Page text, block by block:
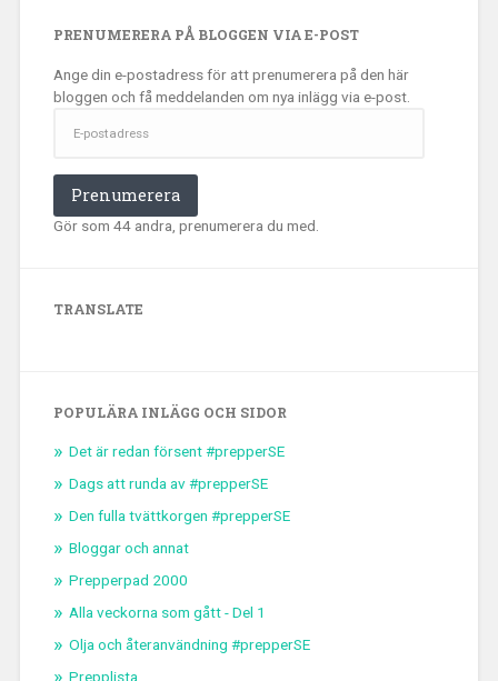
PRENUMERERA PÅ BLOGGEN VIA E-POST
Ange din e-postadress för att prenumerera på den här
bloggen och få meddelanden om nya inlägg via e-post.
postadress
Prenumerera
Gör som 44 andra, prenumerera du med.
TRANSLATE
POPULÄRA INLÄGG OCH SIDOR
Det är redan försent #prepperSE
Dags att runda av #prepperSE
Den fulla tvättkorgen #prepperSE
Bloggar och annat
Prepperpad 2000
Alla veckorna som gått - Del 1
Olja och återanvändning #prepperSE
Prepplista